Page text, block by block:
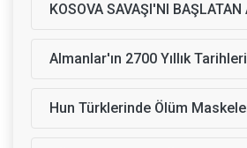
KOSOVA SAVAŞI'NI BAŞLATAN
Almanlar'ın 2700 Yıllık Tarihleri
Hun Türklerinde Ölüm